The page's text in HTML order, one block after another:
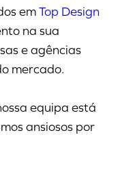
emTop Design
na sua
e agências
mercado.
equipa está
ansiosos por